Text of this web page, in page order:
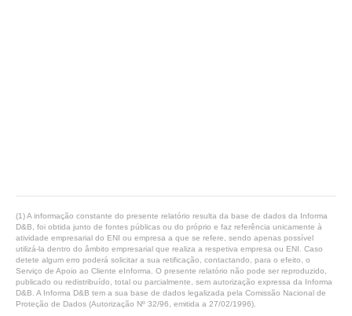
(1) A informação constante do presente relatório resulta da base de dados da Informa
D&B, foi obtida junto de fontes públicas ou do próprio e faz referência unicamente à
atividade empresarial do ENI ou empresa a que se refere, sendo apenas possível
utilizá-la dentro do âmbito empresarial que realiza a respetiva empresa ou ENI. Caso
detete algum erro poderá solicitar a sua retificação, contactando, para o efeito, o
Serviço de Apoio ao Cliente eInforma. O presente relatório não pode ser reproduzido,
publicado ou redistribuído, total ou parcialmente, sem autorização expressa da Informa
D&B. A Informa D&B tem a sua base de dados legalizada pela Comissão Nacional de
Proteção de Dados (Autorização Nº 32/96, emitida a 27/02/1996).